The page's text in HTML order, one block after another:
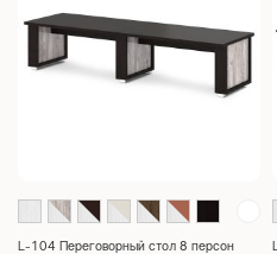
L-104 Переговорный стол 8 персон